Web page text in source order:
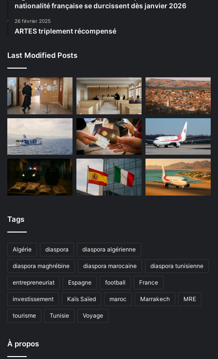
nationalité française se durcissent dès janvier 2026
26 février 2025
ARTES triplement récompensé
Last Modified Posts
Tags
Algérie diaspora diaspora algérienne
diaspora maghrébine diaspora marocaine diaspora tunisienne
entrepreneuriat Espagne football France
investissement Kaïs Saïed maroc Marrakech MRE
tourisme Tunisie Voyage
À propos